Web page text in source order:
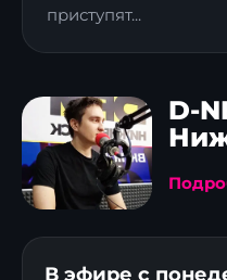
приступят...
D-
В эфире с